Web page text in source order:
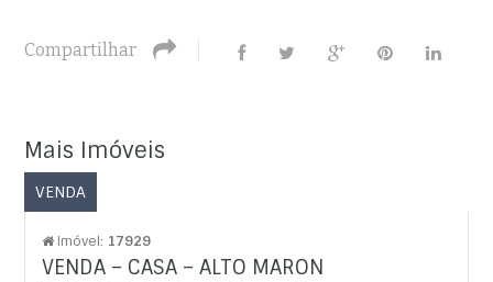
Compartilhar
Mais Imóveis
VENDA
Imóvel: 17929
VENDA – CASA – ALTO MARON